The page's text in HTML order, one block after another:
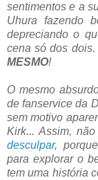
sentimentos e a
Uhura fazendo
depreciando o
cena só dos
MESMO!
O mesmo
de fanservice da
sem motivo
Kirk... Assim,
desculpar,
para explorar o
tem uma história